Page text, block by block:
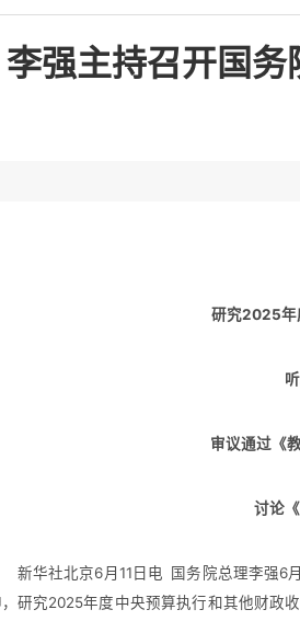
李强主持召开国务
研究2025年
审议通过《
讨论
华社北京6月11日电 国务院总理李强6月
研究2025年度中央预算执行和其他财政